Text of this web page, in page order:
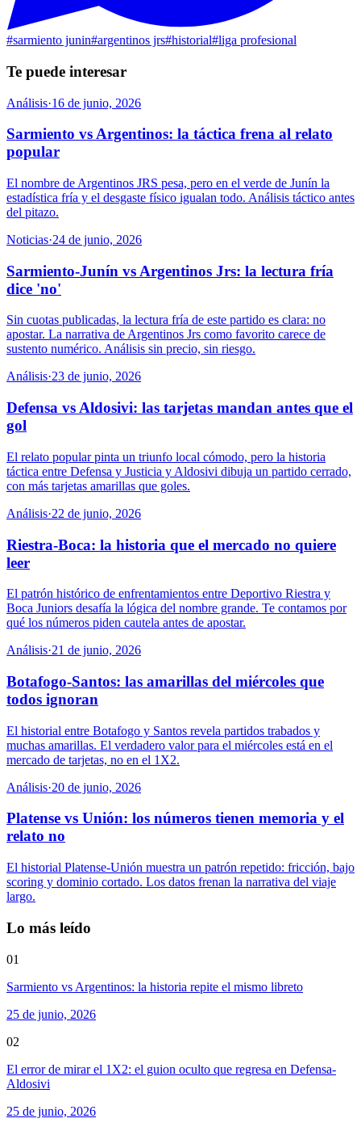
#sarmiento junin#argentinos jrs#historial#liga profesional
Te puede interesar
Análisis·16 de junio, 2026
Sarmiento vs Argentinos: la táctica frena al relato
popular
El nombre de Argentinos JRS pesa, pero en el verde de Junín la
estadística fría y el desgaste físico igualan todo. Análisis táctico antes
del pitazo.
Noticias·24 de junio, 2026
Sarmiento-Junín vs Argentinos Jrs: la lectura fría
dice 'no'
Sin cuotas publicadas, la lectura fría de este partido es clara: no
apostar. La narrativa de Argentinos Jrs como favorito carece de
sustento numérico. Análisis sin precio, sin riesgo.
Análisis·23 de junio, 2026
Defensa vs Aldosivi: las tarjetas mandan antes que el
gol
El relato popular pinta un triunfo local cómodo, pero la historia
táctica entre Defensa y Justicia y Aldosivi dibuja un partido cerrado,
con más tarjetas amarillas que goles.
Análisis·22 de junio, 2026
Riestra-Boca: la historia que el mercado no quiere
leer
El patrón histórico de enfrentamientos entre Deportivo Riestra y
Boca Juniors desafía la lógica del nombre grande. Te contamos por
qué los números piden cautela antes de apostar.
Análisis·21 de junio, 2026
Botafogo-Santos: las amarillas del miércoles que
todos ignoran
El historial entre Botafogo y Santos revela partidos trabados y
muchas amarillas. El verdadero valor para el miércoles está en el
mercado de tarjetas, no en el 1X2.
Análisis·20 de junio, 2026
Platense vs Unión: los números tienen memoria y el
relato no
El historial Platense-Unión muestra un patrón repetido: fricción, bajo
scoring y dominio cortado. Los datos frenan la narrativa del viaje
largo.
Lo más leído
01
Sarmiento vs Argentinos: la historia repite el mismo libreto
25 de junio, 2026
02
El error de mirar el 1X2: el guion oculto que regresa en Defensa-
Aldosivi
25 de junio, 2026